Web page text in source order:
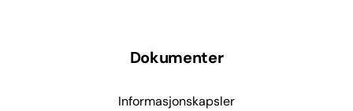
Dokumenter
Informasjonskapsler